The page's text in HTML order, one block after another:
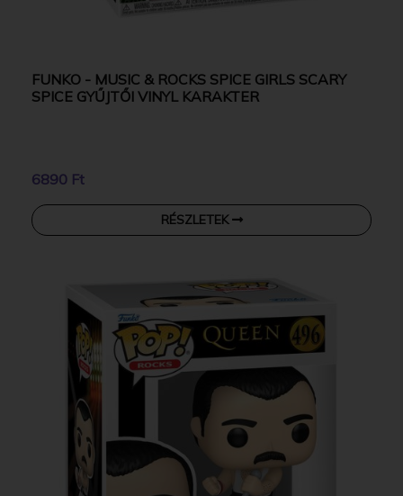
FUNKO - MUSIC & ROCKS SPICE GIRLS SCARY
SPICE GYŰJTŐI VINYL KARAKTER
6890 Ft
RÉSZLETEK